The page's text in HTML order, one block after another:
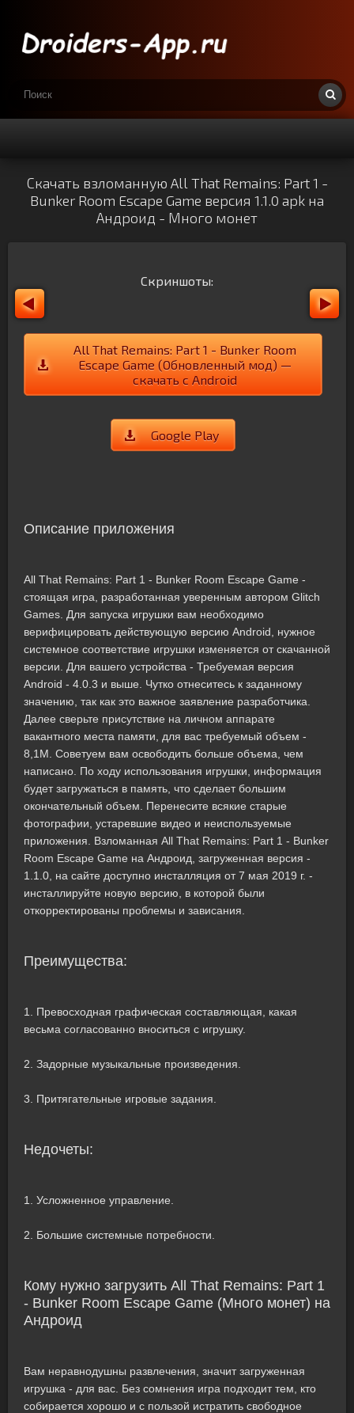
Скачать взломанную All That Remains: Part 1 -
Bunker Room Escape Game версия 1.1.0 apk на
Андроид - Много монет
Скриншоты:
All That Remains: Part 1 - Bunker Room
Escape Game (Обновленный мод) —
скачать с Android
Google Play
Описание приложения
All That Remains: Part 1 - Bunker Room Escape Game -
стоящая игра, разработанная уверенным автором Glitch
Games. Для запуска игрушки вам необходимо
верифицировать действующую версию Android, нужное
системное соответствие игрушки изменяется от скачанной
версии. Для вашего устройства - Требуемая версия
Android - 4.0.3 и выше. Чутко отнеситесь к заданному
значению, так как это важное заявление разработчика.
Далее сверьте присутствие на личном аппарате
вакантного места памяти, для вас требуемый объем -
8,1M. Советуем вам освободить больше объема, чем
написано. По ходу использования игрушки, информация
будет загружаться в память, что сделает большим
окончательный объем. Перенесите всякие старые
фотографии, устаревшие видео и неиспользуемые
приложения. Взломанная All That Remains: Part 1 - Bunker
Room Escape Game на Андроид, загруженная версия -
1.1.0, на сайте доступно инсталляция от 7 мая 2019 г. -
инсталлируйте новую версию, в которой были
откорректированы проблемы и зависания.
Преимущества:
1. Превосходная графическая составляющая, какая
весьма согласованно вноситься с игрушку.
2. Задорные музыкальные произведения.
3. Притягательные игровые задания.
Недочеты:
1. Усложненное управление.
2. Большие системные потребности.
Кому нужно загрузить All That Remains: Part 1
- Bunker Room Escape Game (Много монет) на
Андроид
Вам неравнодушны развлечения, значит загруженная
игрушка - для вас. Без сомнения игра подходит тем, кто
собирается хорошо и с пользой истратить свободное